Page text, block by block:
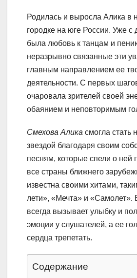
Родилась и выросла Алика в
городке на юге России. Уже с
была любовь к танцам и
неразрывно связанные эти
главным направлением ее
деятельности. С первых
очаровала зрителей своей
обаянием и неповторимым
Смехова Алика смогла стать
звездой благодаря своим
песням, которые спели о ней
все страны ближнего
известна своими хитами,
лети», «Мечта» и «Самолет».
всегда вызывает улыбку и
эмоции у слушателей, а ее
сердца трепетать.
Содержание